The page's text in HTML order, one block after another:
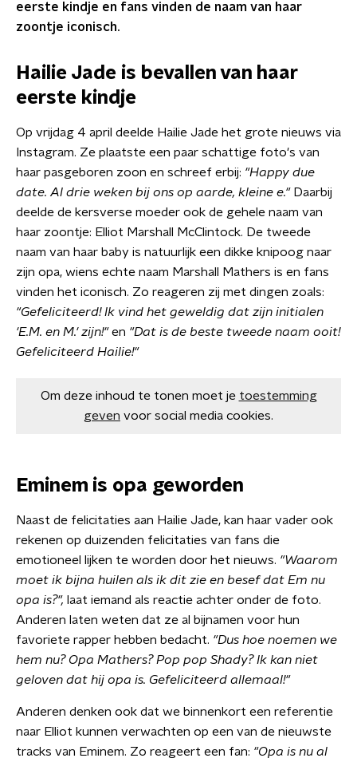
eerste kindje en fans vinden de naam van haar
zoontje iconisch.
Hailie Jade is bevallen van haar
eerste kindje
Op vrijdag 4 april deelde Hailie Jade het grote nieuws via
Instagram. Ze plaatste een paar schattige foto's van
haar pasgeboren zoon en schreef erbij: "Happy due
date. Al drie weken bij ons op aarde, kleine e." Daarbij
deelde de kersverse moeder ook de gehele naam van
haar zoontje: Elliot Marshall McClintock. De tweede
naam van haar baby is natuurlijk een dikke knipoog naar
zijn opa, wiens echte naam Marshall Mathers is en fans
vinden het iconisch. Zo reageren zij met dingen zoals:
"Gefeliciteerd! Ik vind het geweldig dat zijn initialen
'E.M. en M.' zijn!"en "Dat is de beste tweede naam ooit!
Gefeliciteerd Hailie!"
Om deze inhoud te tonen moet je toestemming
geven voor social media cookies.
Eminem is opa geworden
Naast de felicitaties aan Hailie Jade, kan haar vader ook
rekenen op duizenden felicitaties van fans die
emotioneel lijken te worden door het nieuws. "Waarom
moet ik bijna huilen als ik dit zie en besef dat Em nu
opa is?", laat iemand als reactie achter onder de foto.
Anderen laten weten dat ze al bijnamen voor hun
favoriete rapper hebben bedacht. "Dus hoe noemen we
hem nu? Opa Mathers? Pop pop Shady? Ik kan niet
geloven dat hij opa is. Gefeliciteerd allemaal!"
Anderen denken ook dat we binnenkort een referentie
naar Elliot kunnen verwachten op een van de nieuwste
tracks van Eminem. Zo reageert een fan: "Opa is nu al